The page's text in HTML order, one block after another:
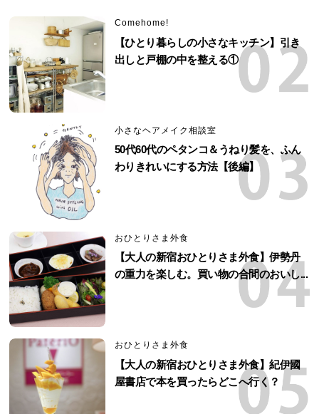
Comehome!
【ひとり暮らしの小さなキッチン】引き
出しと戸棚の中を整える①
小さなヘアメイク相談室
50代60代のペタンコ＆うねり髪を、ふん
わりきれいにする方法【後編】
おひとりさま外食
【大人の新宿おひとりさま外食】伊勢丹
の重力を楽しむ。買い物の合間のおいし...
おひとりさま外食
【大人の新宿おひとりさま外食】紀伊國
屋書店で本を買ったらどこへ行く？